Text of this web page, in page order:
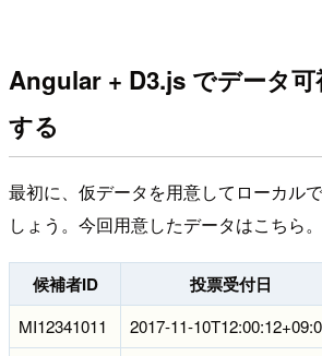
Angular + D3.js でデータ可
する
最初に、仮データを用意してローカル
しょう。今回用意したデータはこちら。
候補者ID 投票受付日
MI12341011 2017-11-